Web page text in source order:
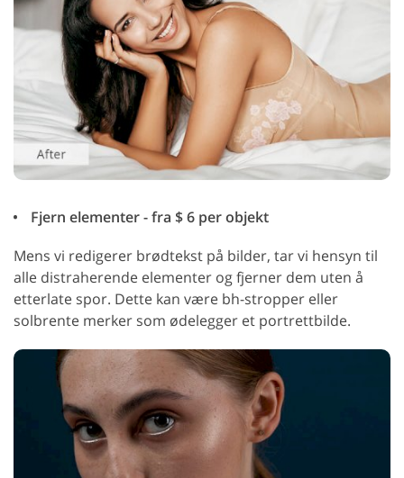
Fjern elementer - fra $ 6 per objekt
Mens vi redigerer brødtekst på bilder, tar vi hensyn til
alle distraherende elementer og fjerner dem uten å
etterlate spor. Dette kan være bh-stropper eller
solbrente merker som ødelegger et portrettbilde.